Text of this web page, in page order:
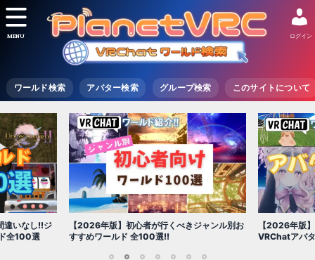
ワールド検索 アバター検索 グループ検索 このサイトについて
ログイン
MENU
ャンル別お
【2026年版】初心者必見!!無料で使える
VRChatアバター（アバターワールド紹介）
【2026年版
世界を味わえ